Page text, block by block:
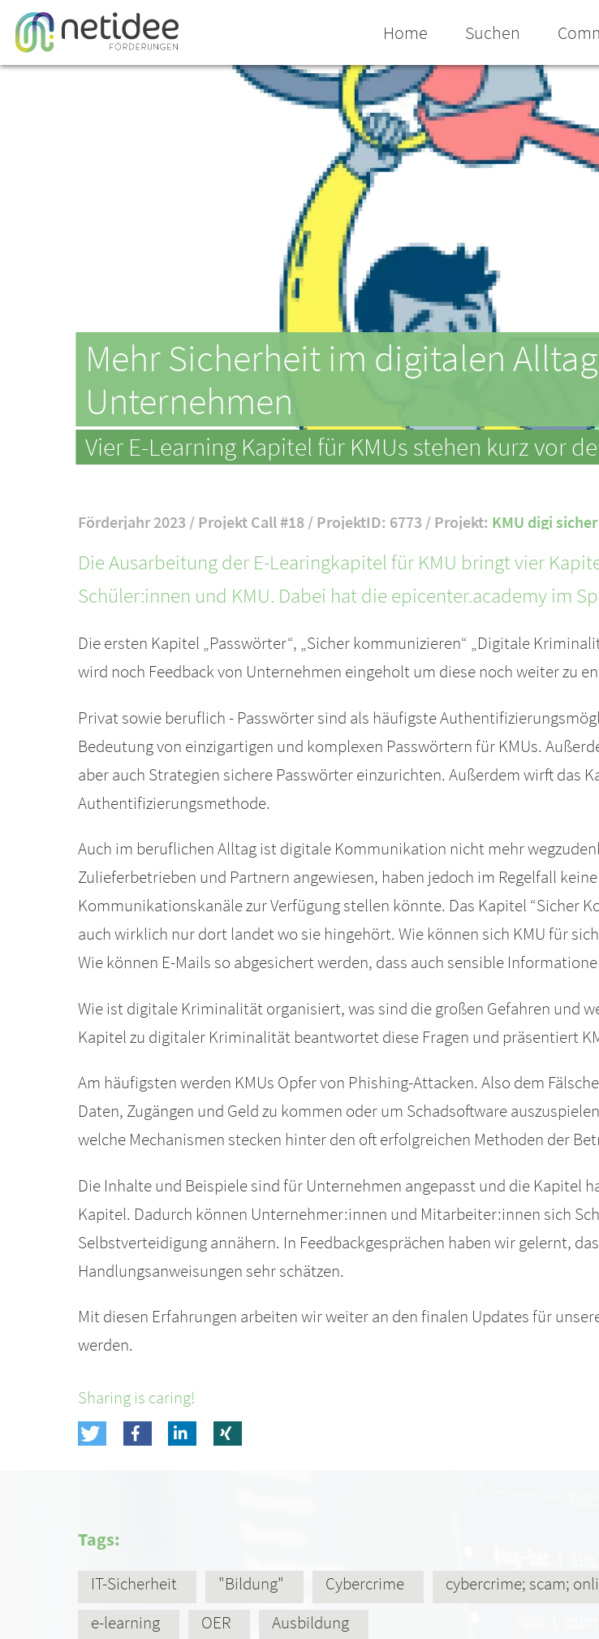
Home Suchen
Mehr Sicherheit im digitalen
Unternehmen
Vier E-Learning Kapitel für KMUs stehen kurz vor
Förderjahr 2023 / Projekt Call #18 / ProjektID: 6773 / Projekt: KMU digi sicher
Die Ausarbeitung der E-Learingkapitel für KMU bringt vier
Schüler:innen und KMU. Dabei hat die epicenter.academy im
Die ersten Kapitel „Passwörter“, „Sicher kommunizieren“ „Digitale
wird noch Feedback von Unternehmen eingeholt um diese noch weiter zu
Privat sowie beruflich - Passwörter sind als häufigste
Bedeutung von einzigartigen und komplexen Passwörtern für KMUs.
aber auch Strategien sichere Passwörter einzurichten. Außerdem wirft das
Authentifizierungsmethode.
Auch im beruflichen Alltag ist digitale Kommunikation nicht mehr
Zulieferbetrieben und Partnern angewiesen, haben jedoch im Regelfall
Kommunikationskanäle zur Verfügung stellen könnte. Das Kapitel “Sicher
auch wirklich nur dort landet wo sie hingehört. Wie können sich KMU für
Wie können E-Mails so abgesichert werden, dass auch sensible
Wie ist digitale Kriminalität organisiert, was sind die großen Gefahren und
Kapitel zu digitaler Kriminalität beantwortet diese Fragen und präsentiert
Am häufigsten werden KMUs Opfer von Phishing-Attacken. Also dem
Daten, Zugängen und Geld zu kommen oder um Schadsoftware
welche Mechanismen stecken hinter den oft erfolgreichen Methoden der
Die Inhalte und Beispiele sind für Unternehmen angepasst und die Kapitel
Kapitel. Dadurch können Unternehmer:innen und Mitarbeiter:innen sich
Selbstverteidigung annähern. In Feedbackgesprächen haben wir gelernt,
Handlungsanweisungen sehr schätzen.
Mit diesen Erfahrungen arbeiten wir weiter an den finalen Updates für
werden.
Sharing is caring!
Tags:
IT-Sicherheit
"Bildung" Cybercrime
cybercrime; scam;
e-learning
OER Ausbildung